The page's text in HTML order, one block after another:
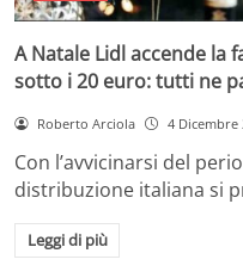
A Natale Lidl accende la
sotto i 20 euro: tutti ne
Roberto Arciola 4 Dicembre
Con l’avvicinarsi del
distribuzione italiana si
Leggi di più